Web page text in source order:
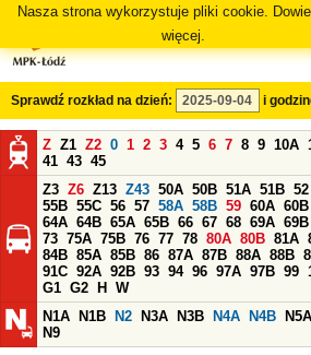
Nasza strona wykorzystuje pliki cookie.
więcej.
Sprawdź rozkład na dzień: i
Z Z1 Z2 0 1 2 3 4 5 6 7 8 9 10A
41 43 45
Z3 Z6 Z13 Z43 50A 50B 51A 51B 52
55B 55C 56 57 58A 58B 59 60A 60B
64A 64B 65A 65B 66 67 68 69A 69B
73 75A 75B 76 77 78 80A 80B 81A
84B 85A 85B 86 87A 87B 88A 88B
91C 92A 92B 93 94 96 97A 97B 99
G1 G2 H
W
N1A
N1B N2 N3A N3B N4A N4B N5A
N9